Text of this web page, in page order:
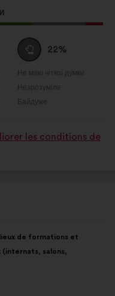
Утримуюся
:
22%
Не маю чіткої думки
:разів
Незрозуміле
:разів
Байдуже
:разів
les conditions de
de formations et
salons,